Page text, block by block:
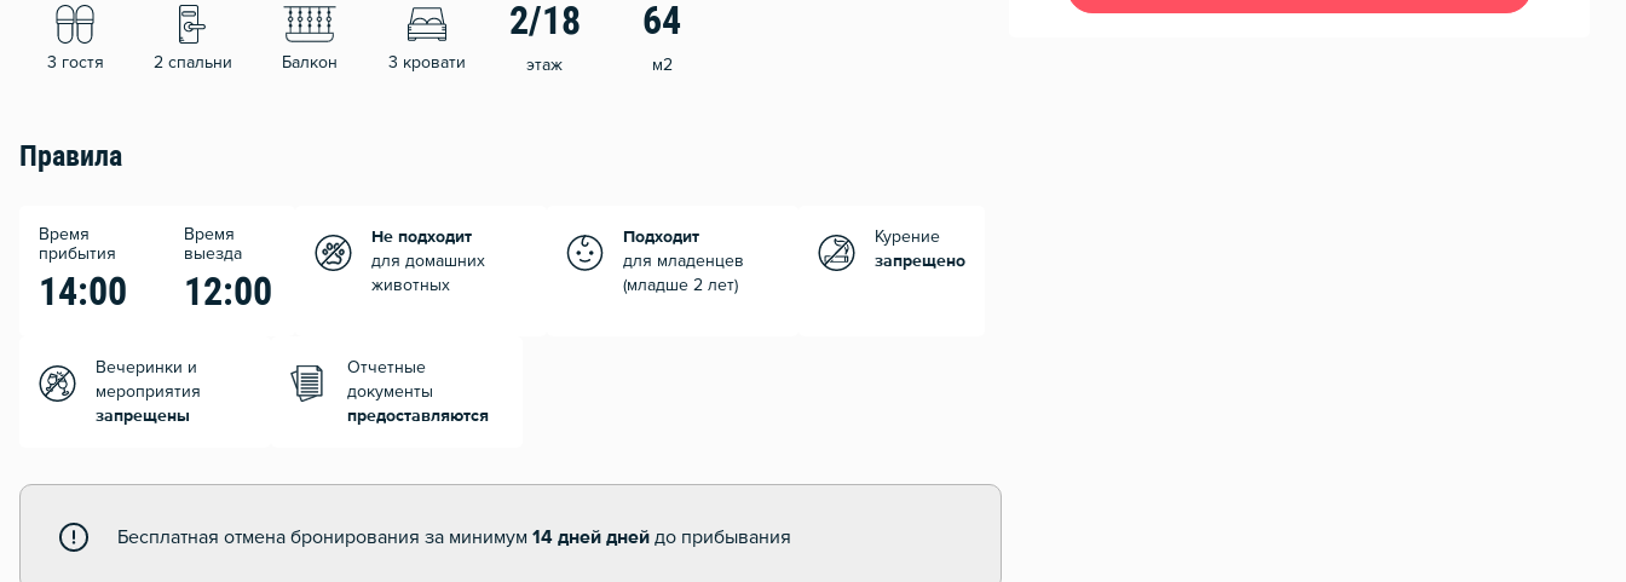
3 гостя 2 спальни Балкон 3 кровати
2/18
этаж
64
м2
Правила
Время
прибытия
14:00
Время
выезда
12:00
Не подходит
для домашних
животных
Подходит
для младенцев
(младше 2 лет)
Курение
запрещено
Вечеринки и
мероприятия
запрещены
Отчетные
документы
предоставляются
Бесплатная отмена бронирования за минимум 14 дней дней до прибывания